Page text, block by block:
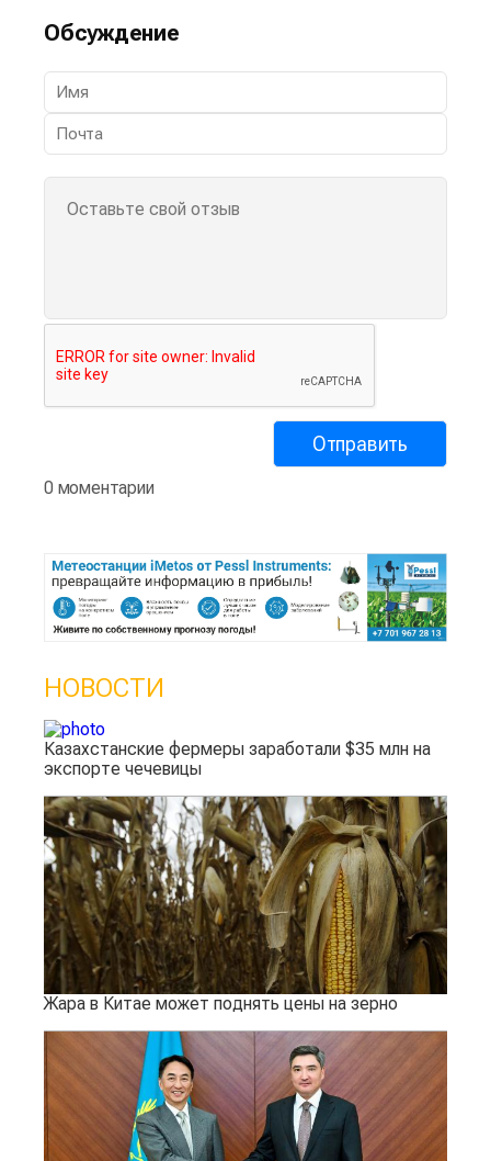
Обсуждение
0 моментарии
НОВОСТИ
Казахстанские фермеры заработали $35 млн на
экспорте чечевицы
Жара в Китае может поднять цены на зерно